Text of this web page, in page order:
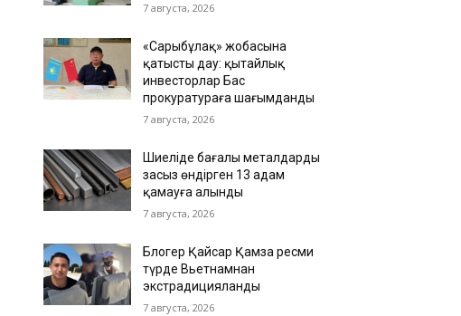
7 августа, 2026
«Сарыбұлақ» жобасына
қатысты дау: қытайлық
инвесторлар Бас
прокуратураға шағымданды
7 августа, 2026
Шиеліде бағалы металдарды
заңсыз өндірген 13 адам
қамауға алынды
7 августа, 2026
Блогер Қайсар Қамза ресми
түрде Вьетнамнан
экстрадицияланды
7 августа, 2026